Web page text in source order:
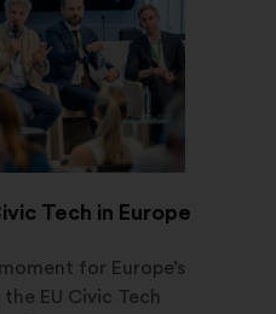
Tech in Europe
for Europe’s
EU Civic Tech